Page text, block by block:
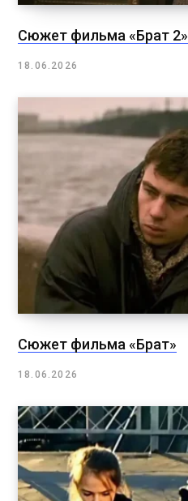
Сюжет фильма «Брат 2»
18.06.2026
Сюжет фильма «Брат»
18.06.2026